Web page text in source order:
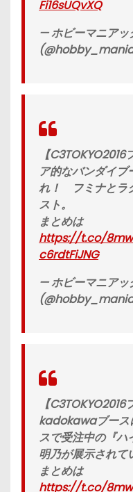
Fi16sUQvXQ
— ホビーマニア
【
ア的なバンダイブ
れ！ フミナとラ
スト。
まとめは
https://t.co/
c6rdtFiJNG
— ホビーマニア
【C3TOKYO2016
kadokawaブース
スで受注中の『ハ
明乃が展示されて
まとめは
https://t.co/